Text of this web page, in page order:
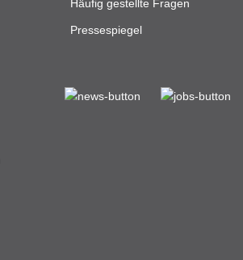
Häufig gestellte Fragen
Pressespiegel